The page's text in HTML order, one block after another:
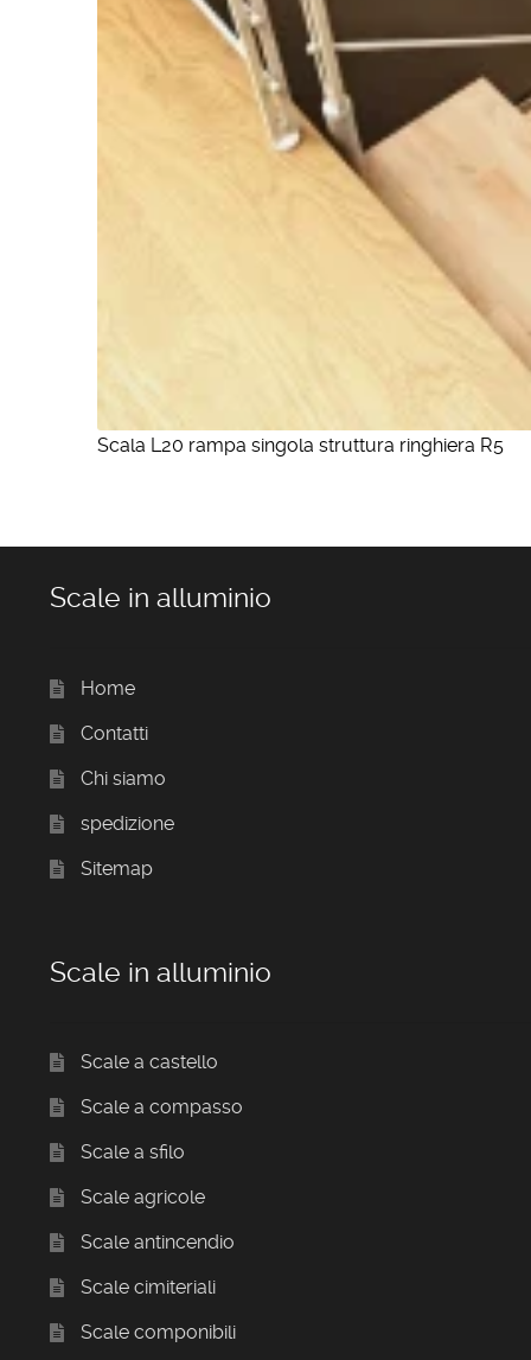
Scala L20 rampa singola struttura ringhiera R5
Scale in alluminio
Home
Contatti
Chi siamo
spedizione
Sitemap
Scale in alluminio
Scale a castello
Scale a compasso
Scale a sfilo
Scale agricole
Scale antincendio
Scale cimiteriali
Scale componibili